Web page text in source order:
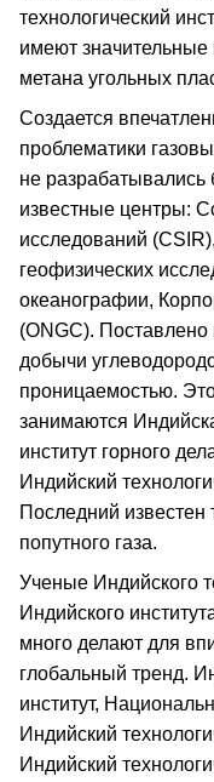
технологический
имеют значительные
метана угольных
Создается
проблематики
не
известные центры:
исследований
геофизических
океанографии,
(ONGC). Поставлено
добычи
проницаемостью.
занимаются
институт горного
Индийский
Последний известен
попутного газа.
Ученые Индийского
Индийского
много делают для
глобальный тренд.
институт,
Индийский
Индийский